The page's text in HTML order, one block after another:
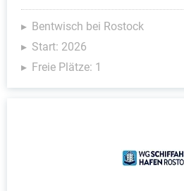
Bentwisch bei Rostock
Start: 2026
Freie Plätze: 1